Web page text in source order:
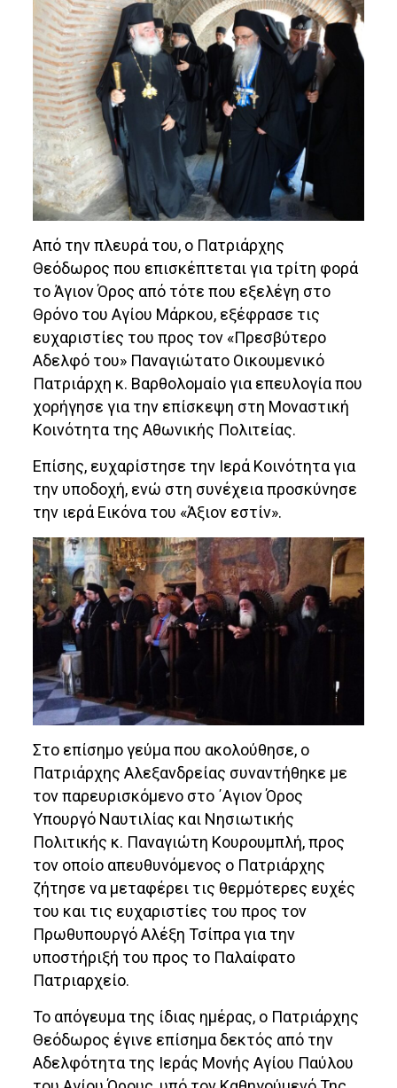
Από την πλευρά του, ο Πατριάρχης
Θεόδωρος που επισκέπτεται για τρίτη φορά
το Άγιον Όρος από τότε που εξελέγη στο
Θρόνο του Αγίου Μάρκου, εξέφρασε τις
ευχαριστίες του προς τον «Πρεσβύτερο
Αδελφό του» Παναγιώτατο Οικουμενικό
Πατριάρχη κ. Βαρθολομαίο για επευλογία που
χορήγησε για την επίσκεψη στη Μοναστική
Κοινότητα της Αθωνικής Πολιτείας.
Επίσης, ευχαρίστησε την Ιερά Κοινότητα για
την υποδοχή, ενώ στη συνέχεια προσκύνησε
την ιερά Εικόνα του «Άξιον εστίν».
Στο επίσημο γεύμα που ακολούθησε, ο
Πατριάρχης Αλεξανδρείας συναντήθηκε με
τον παρευρισκόμενο στο ΄Αγιον Όρος
Υπουργό Ναυτιλίας και Νησιωτικής
Πολιτικής κ. Παναγιώτη Κουρουμπλή, προς
τον οποίο απευθυνόμενος ο Πατριάρχης
ζήτησε να μεταφέρει τις θερμότερες ευχές
του και τις ευχαριστίες του προς τον
Πρωθυπουργό Αλέξη Τσίπρα για την
υποστήριξή του προς το Παλαίφατο
Πατριαρχείο.
Το απόγευμα της ίδιας ημέρας, ο Πατριάρχης
Θεόδωρος έγινε επίσημα δεκτός από την
Αδελφότητα της Ιεράς Μονής Αγίου Παύλου